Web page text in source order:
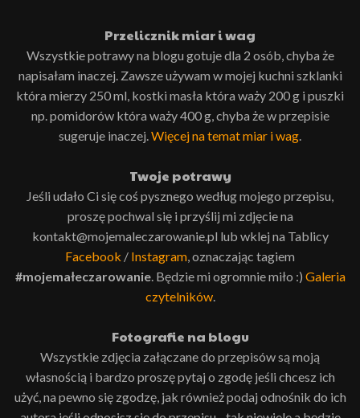
Przelicznik miar i wag
Wszystkie potrawy na blogu gotuje dla 2 osób, chyba że
napisałam inaczej. Zawsze używam w mojej kuchni szklanki
która mierzy 250 ml, kostki masła która waży 200 g i puszki
np. pomidorów która waży 400 g, chyba że w przepisie
sugeruje inaczej.Więcej na temat miar i wag.
Twoje potrawy
Jeśli udało Ci się coś pysznego według mojego przepisu,
proszę pochwal się i przyślij mi zdjęcie na
kontakt@mojemaleczarowanie.pl lub wklej na Tablicy
Facebook / Instagram, oznaczając tagiem
#mojemałeczarowanie. Będzie mi ogromnie miło :) Galeria
czytelników.
Fotografie na blogu
Wszystkie zdjęcia załączane do przepisów są moją
własnością i bardzo proszę pytaj o zgodę jeśli chcesz ich
użyć, na pewno się zgodzę, jak również podaj odnośnik do ich